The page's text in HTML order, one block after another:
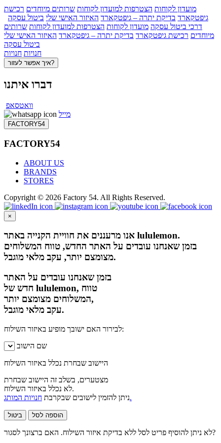
מועדון לקוחות הצטרפות למועדון לקוחות שרותים מיוחדים רכישת
גיפטקארד בדיקת יתרה – גיפטקארד האיזור האישי שלי ביטול עסקה
דרכי ביטול עסקה מועדון לקוחות הצטרפות למועדון לקוחות שרותים
מיוחדים רכישת גיפטקארד בדיקת יתרה – גיפטקארד האיזור האישי שלי
ביטול עסקה
חנויות חנויות
איך אפשר לעזור?
דברו איתנו
וואטסאפ
מייל
FACTORY54
FACTORY54
ABOUT US
BRANDS
STORES
Copyright © 2026 Factory 54. All Rights Reserved.
×
אנו מרעננים את חוויית הקנייה באתר lululemon.
בזמן שאנחנו עובדים על האתר החדש, טווח המשלוחים
מצומצם יותר, עקב מלאי מוגבל.
בזמן שאנחנו עובדים על האתר
חדש של lululemon, טווח
המשלוחים מצומצם יותר,
עקב מלאי מוגבל.
לבירור האם ישובך מופיע באיזור השילוח:
שם הישוב
היישוב שבחרת נכלל באיזור השילוח
מצטערים, בשלב זה היישוב שבחרת
לא נכלל באיזור השילוח.
ניתן להזמין לישובים שבקרבתחנויות המותג.
ביטול הוספה לסל
לא ניתן להוסיף פריט לסל ללא בדיקת איזור השילוח. האם ברצונך לסגור?